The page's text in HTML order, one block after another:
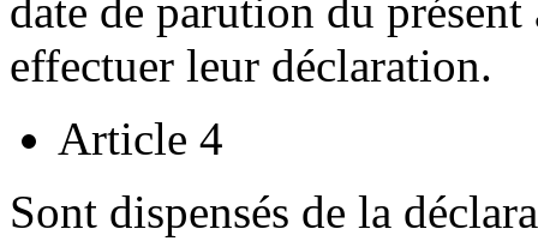
date de parution du
effectuer leur déclaration.
Article 4
Sont dispensés de la